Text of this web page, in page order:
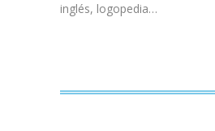
inglés, logopedia…